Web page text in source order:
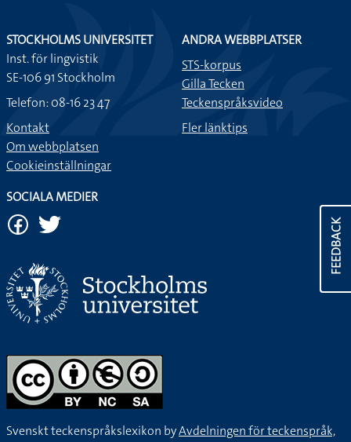
FEEDBACK
STOCKHOLMS UNIVERSITET
Inst. för lingvistik
SE-106 91 Stockholm
Telefon: 08-16 23 47
Kontakt
Om webbplatsen
Cookieinställningar
ANDRA WEBBPLATSER
STS-korpus
Gilla Tecken
Teckenspråksvideo
Fler länktips
SOCIALA MEDIER
Svenskt teckenspråkslexikon byAvdelningen för teckenspråk,